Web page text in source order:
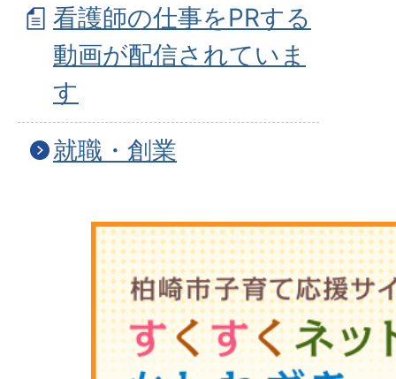
看護師の仕事をPRする
動画が配信されていま
す
就職・創業